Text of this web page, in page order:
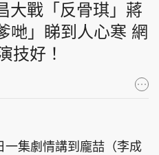
大戰「反骨琪」蔣
哋」睇到人心寒 網
技好！
一集劇情講到龐喆（李成